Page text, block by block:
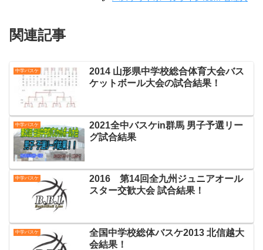
関連記事
中学バスケ
2014 山形県中学校総合体育大会バス
ケットボール大会の試合結果！
中学バスケ
2021全中バスケin群馬 男子予選リー
グ試合結果
中学バスケ
2016 第14回全九州ジュニアオール
スター交歓大会 試合結果！
中学バスケ
全国中学校総体バスケ2013 北信越大
会結果！